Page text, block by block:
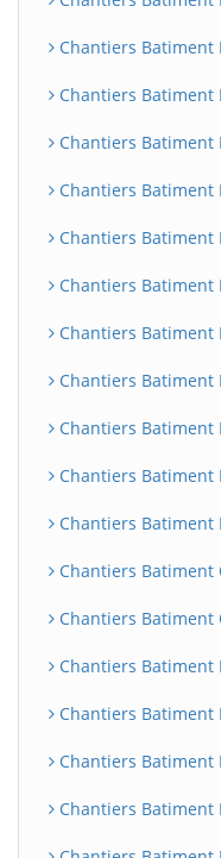
Chantiers Batiment
Chantiers Batiment
Chantiers Batiment
Chantiers Batiment
Chantiers Batiment
Chantiers
Chantiers Batiment
Chantiers Batiment
Chantiers Batiment
Chantiers Batiment
Chantiers Batiment
Chantiers Batiment
Chantiers Batiment
Chantiers Batiment
Chantiers Batiment
Chantiers Batiment
Chantiers Batiment